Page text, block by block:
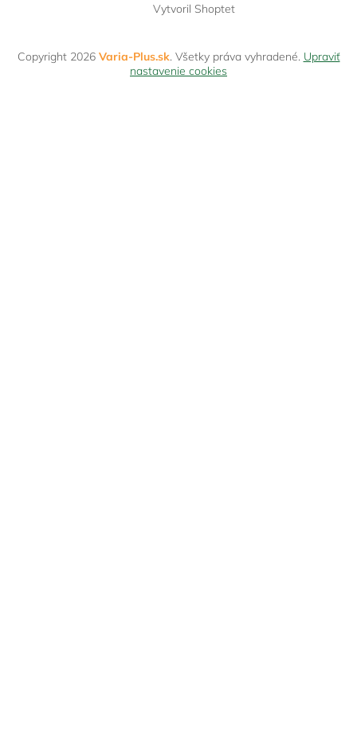
Vytvoril Shoptet
Copyright 2026 Varia-Plus.sk. Všetky práva vyhradené. Upraviť
nastavenie cookies